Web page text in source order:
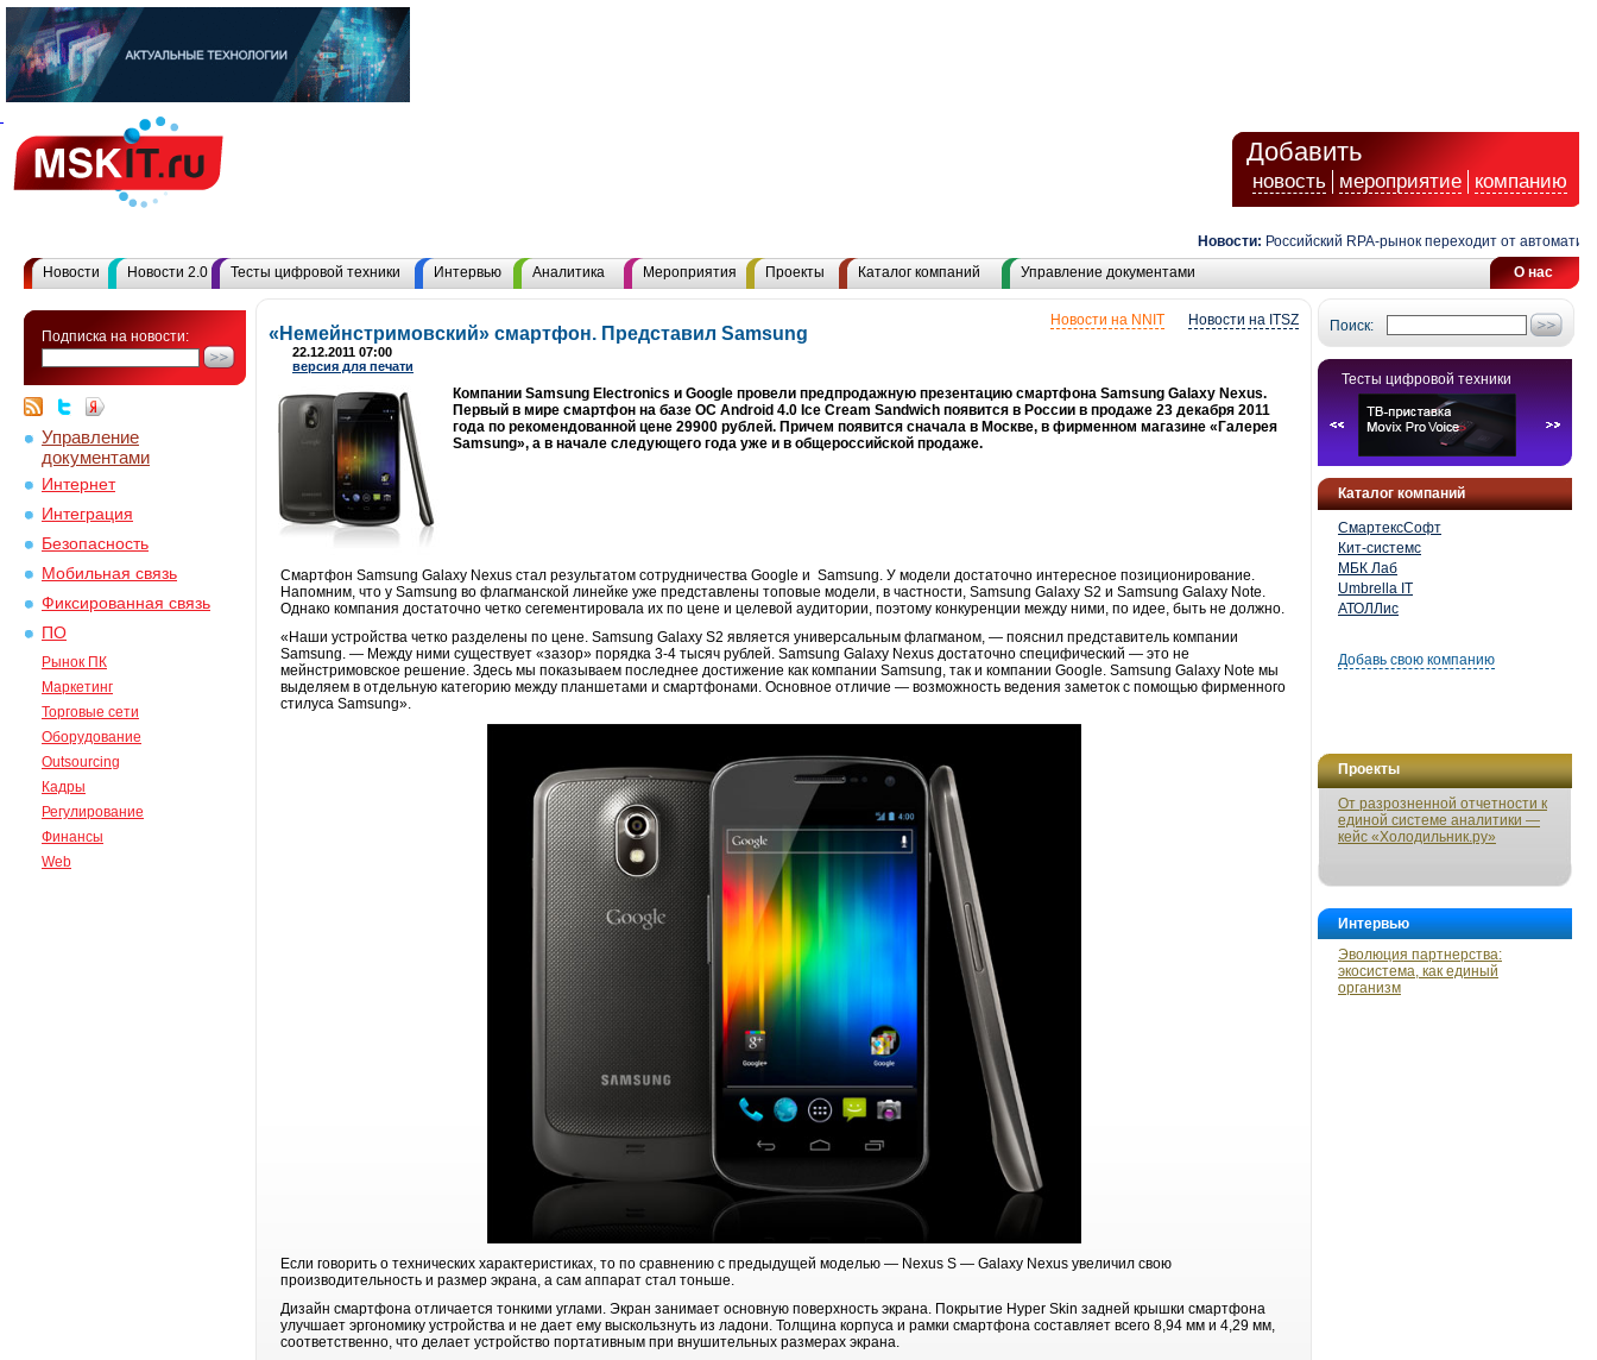
Добавить
новость мероприятие компанию
Новости: Российский RPA-рынок переходит от
О нас
Новости Новости 2.0 Тесты цифровой техники Интервью Аналитика Мероприятия Проекты Каталог компаний Управление документами
Подписка на новости:
Управление
документами
Интернет
Интеграция
Безопасность
Мобильная связь
Фиксированная связь
ПО
Рынок ПК
Маркетинг
Торговые сети
Оборудование
Outsourcing
Кадры
Регулирование
Финансы
Web
Поиск:
Тесты цифровой техники
Каталог компаний
СмартексСофт
Кит-системс
МБК Лаб
Umbrella IT
АТОЛЛис
Добавь свою компанию
Проекты
От разрозненной отчетности к
единой системе аналитики —
кейс «Холодильник.ру»
Интервью
Эволюция партнерства:
экосистема, как единый
организм
Новости на ITSZ
Новости на NNIT
«Немейнстримовский» смартфон. Представил Samsung
22.12.2011 07:00
версия для печати
Компании Samsung Electronics и Google провели предпродажную презентацию смартфона Samsung Galaxy Nexus.
Первый в мире смартфон на базе ОС Android 4.0 Ice Cream Sandwich появится в России в продаже 23 декабря 2011
года по рекомендованной цене 29900 рублей. Причем появится сначала в Москве, в фирменном магазине «Галерея
Samsung», а в начале следующего года уже и в общероссийской продаже.
Смартфон Samsung Galaxy Nexus стал результатом сотрудничества Google и Samsung. У модели достаточно интересное позиционирование.
Напомним, что у Samsung во флагманской линейке уже представлены топовые модели, в частности, Samsung Galaxy S2 и Samsung Galaxy Note.
Однако компания достаточно четко сегементировала их по цене и целевой аудитории, поэтому конкуренции между ними, по идее, быть не должно.
«Наши устройства четко разделены по цене. Samsung Galaxy S2 является универсальным флагманом, — пояснил представитель компании
Samsung. — Между ними существует «зазор» порядка 3-4 тысяч рублей. Samsung Galaxy Nexus достаточно специфический — это не
мейнстримовское решение. Здесь мы показываем последнее достижение как компании Samsung, так и компании Google. Samsung Galaxy Note мы
выделяем в отдельную категорию между планшетами и смартфонами. Основное отличие — возможность ведения заметок с помощью фирменного
стилуса Samsung».
Если говорить о технических характеристиках, то по сравнению с предыдущей моделью — Nexus S — Galaxy Nexus увеличил свою
производительность и размер экрана, а сам аппарат стал тоньше.
Дизайн смартфона отличается тонкими углами. Экран занимает основную поверхность экрана. Покрытие Hyper Skin задней крышки смартфона
улучшает эргономику устройства и не дает ему выскользнуть из ладони. Толщина корпуса и рамки смартфона составляет всего 8,94 мм и 4,29 мм,
соответственно, что делает устройство портативным при внушительных размерах экрана.